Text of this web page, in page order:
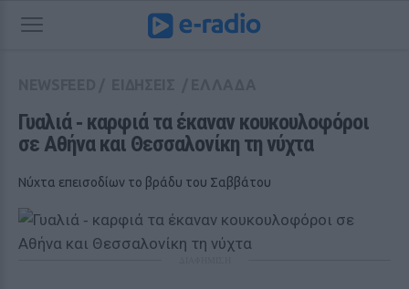
Γυαλιά ‑ καρφιά τα έκαναν κουκουλοφόροι
σε Αθήνα και Θεσσαλονίκη τη νύχτα
Νύχτα επεισοδίων το βράδυ του Σαββάτου